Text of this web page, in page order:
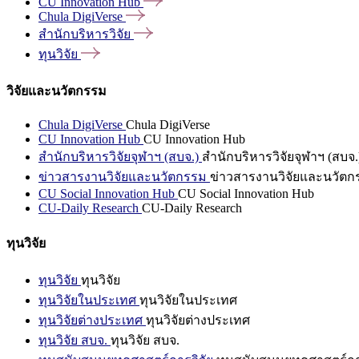
Chula DigiVerse
สำนักบริหารวิจัย
ทุนวิจัย
วิจัยและนวัตกรรม
Chula DigiVerse Chula DigiVerse
CU Innovation Hub CU Innovation Hub
สำนักบริหารวิจัยจุฬาฯ (สบจ.) สำนักบริหารวิจัยจุฬาฯ (สบจ
ข่าวสารงานวิจัยและนวัตกรรม ข่าวสารงานวิจัยและนวัตก
CU Social Innovation Hub CU Social Innovation Hub
CU-Daily Research CU-Daily Research
ทุนวิจัย
ทุนวิจัย ทุนวิจัย
ทุนวิจัยในประเทศ ทุนวิจัยในประเทศ
ทุนวิจัยต่างประเทศ ทุนวิจัยต่างประเทศ
ทุนวิจัย สบจ. ทุนวิจัย สบจ.